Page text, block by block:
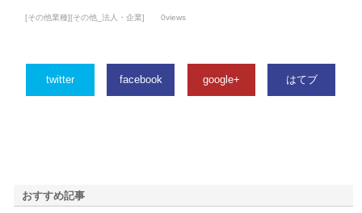
[その他業種][その他_法人・企業] 0views
twitter facebook google+ はてブ
おすすめ記事